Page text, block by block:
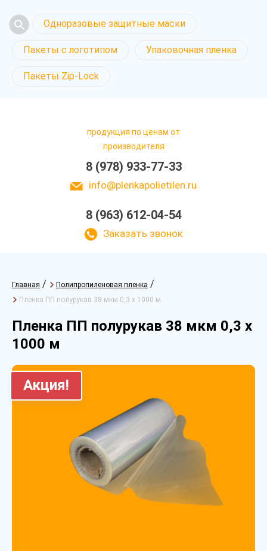
Одноразовые защитные маски
Пакеты с логотипом Упаковочная пленка
Пакеты Zip-Lock
продукция по ценам от
производителя
8 (978) 933-77-33
info@plenkapolietilen.ru
8 (963) 612-04-54
Заказать звонок
Главная / Полипропиленовая пленка /
Пленка ПП полурукав 38 мкм 0,3 х 1000 м
Пленка ПП полурукав 38 мкм 0,3 х
1000 м
Акция!